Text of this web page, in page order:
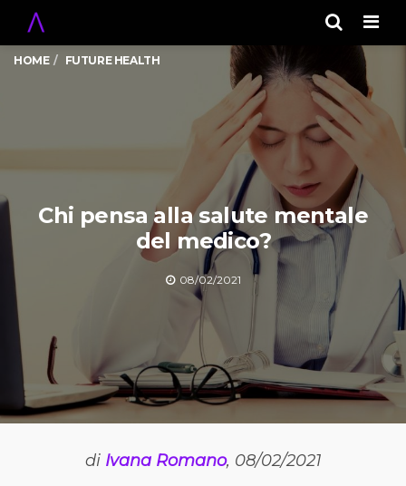
HOME FUTURE HEALTH
Chi pensa alla salute mentale
del medico?
08/02/2021
di Ivana Romano, 08/02/2021